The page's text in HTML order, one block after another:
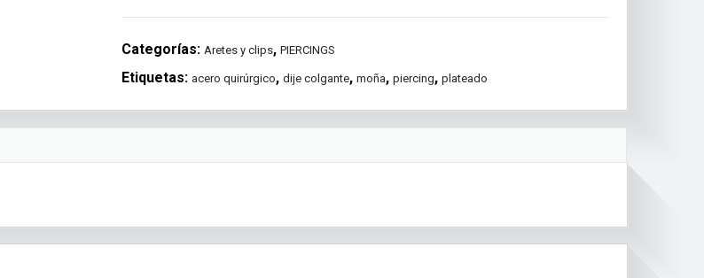
Categorías: Aretes y clips, PIERCINGS
Etiquetas: acero quirúrgico, dije colgante, moña, piercing, plateado